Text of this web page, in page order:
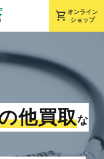
shopping_cart オンライン
ショップ
他買取な